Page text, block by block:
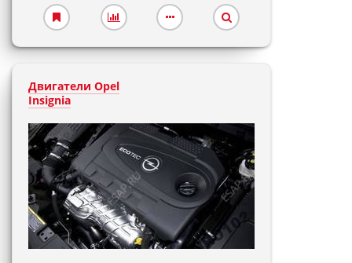
Двигатели Opel
Insignia